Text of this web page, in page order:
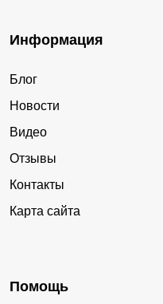
Информация
Блог
Новости
Видео
Отзывы
Контакты
Карта сайта
Помощь